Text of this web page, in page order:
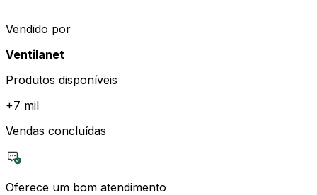
Vendido por
Ventilanet
Produtos disponíveis
+7 mil
Vendas concluídas
Oferece um bom atendimento